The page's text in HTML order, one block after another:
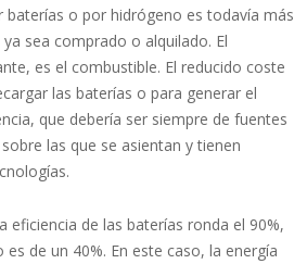
o por hidrógeno es todavía más
sea comprado o alquilado. El
es el combustible. El reducido coste
las baterías o para generar el
que debería ser siempre de fuentes
las que se asientan y tienen
eficiencia de las baterías ronda el 90%,
de un 40%. En este caso, la energía